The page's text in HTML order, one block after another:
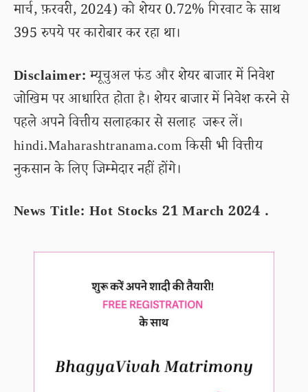
मार्च, फ़रवरी, 2024) को शेयर 0.72% गिरवाट के साथ
395 रुपये पर कारोबार कर रहा था।
Disclaimer:म्यूचुअल फंड और शेयर बाजार में निवेश
जोखिम पर आधारित होता है। शेयर बाजार में निवेश करने से
पहले अपने वित्तीय सलाहकार से सलाह जरूर लें।
hindi.Maharashtranama.com किसी भी वित्तीय
नुकसान के लिए जिम्मेदार नहीं होंगे।
News Title: Hot Stocks 21 March 2024 .